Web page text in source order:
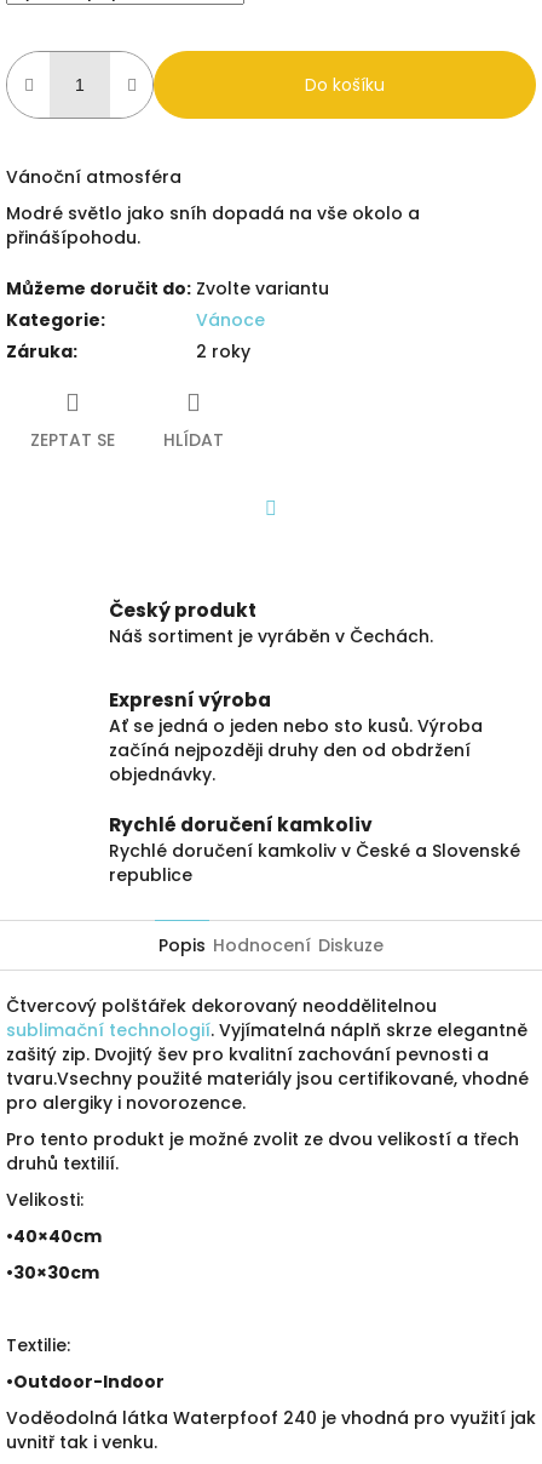
Do košíku
Vánoční atmosféra
Modré světlo jako sníh dopadá na vše okolo a
přinášípohodu.
Můžeme doručit do: Zvolte variantu
Kategorie:
Vánoce
Záruka: 2 roky
ZEPTAT SE HLÍDAT
Český produkt
Náš sortiment je vyráběn v Čechách.
Expresní výroba
Ať se jedná o jeden nebo sto kusů. Výroba
začíná nejpozději druhy den od obdržení
objednávky.
Rychlé doručení kamkoliv
Rychlé doručení kamkoliv v České a Slovenské
republice
Popis Hodnocení Diskuze
Čtvercový polštářek dekorovaný neoddělitelnou
sublimační technologií. Vyjímatelná náplň skrze elegantně
zašitý zip. Dvojitý šev pro kvalitní zachování pevnosti a
tvaru.Vsechny použité materiály jsou certifikované, vhodné
pro alergiky i novorozence.
Pro tento produkt je možné zvolit ze dvou velikostí a třech
druhů textilií.
Velikosti:
•40×40cm
•30×30cm
Textilie:
•Outdoor-Indoor
Voděodolná látka Waterpfoof 240 je vhodná pro využití jak
uvnitř tak i venku.